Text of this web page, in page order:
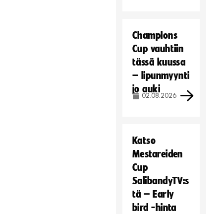
Champions
Cup vauhtiin
tässä kuussa
– lipunmyynti
jo auki
02.08.2026
Katso
Mestareiden
Cup
SalibandyTV:s
tä – Early
bird -hinta